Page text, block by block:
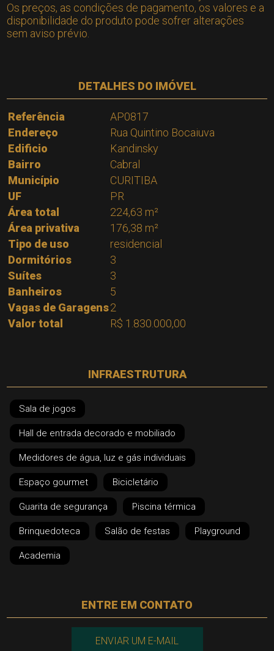
Os preços, as condições de pagamento, os valores e a
disponibilidade do produto pode sofrer alterações
sem aviso prévio.
DETALHES DO IMÓVEL
Referência
AP0817
Endereço
Rua Quintino Bocaiuva
Edificio
Kandinsky
Bairro
Cabral
Município
CURITIBA
UF
PR
Área total
224,63 m²
Área privativa
176,38 m²
Tipo de uso
residencial
Dormitórios
3
Suítes
3
Banheiros
5
Vagas de Garagens2
Valor total
R$ 1.830.000,00
INFRAESTRUTURA
Sala de jogos
Hall de entrada decorado e mobiliado
Medidores de água, luz e gás individuais
Espaço gourmet Bicicletário
Guarita de segurança Piscina térmica
Brinquedoteca Salão de festas Playground
Academia
ENTRE EM CONTATO
ENVIAR UM E-MAIL